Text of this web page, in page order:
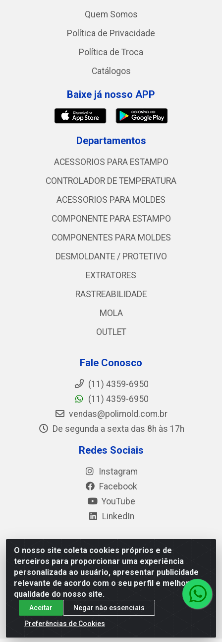
O nosso site coleta cookies próprios e de
terceiros para proporcionar uma experiência
personalizada ao usuário, apresentar publicidade
relevante de acordo com o seu perfil e melhorar a
qualidade do nosso site.
Aceitar
Negar não essenciais
Preferências de Cookies
Quem Somos
Política de Privacidade
Política de Troca
Catálogos
Baixe já nosso APP
Departamentos
ACESSORIOS PARA ESTAMPO
CONTROLADOR DE TEMPERATURA
ACESSORIOS PARA MOLDES
COMPONENTE PARA ESTAMPO
COMPONENTES PARA MOLDES
DESMOLDANTE / PROTETIVO
EXTRATORES
RASTREABILIDADE
MOLA
OUTLET
Fale Conosco
(11) 4359-6950
(11) 4359-6950
vendas@polimold.com.br
De segunda a sexta das 8h às 17h
Redes Sociais
Instagram
Facebook
YouTube
LinkedIn
Polimold Industrial Ltda - Estrada dos Casa, 4585 – São
Bernardo do Campo / SP – CEP: 09.840-000 - CNPJ
44.106.466/0001-41